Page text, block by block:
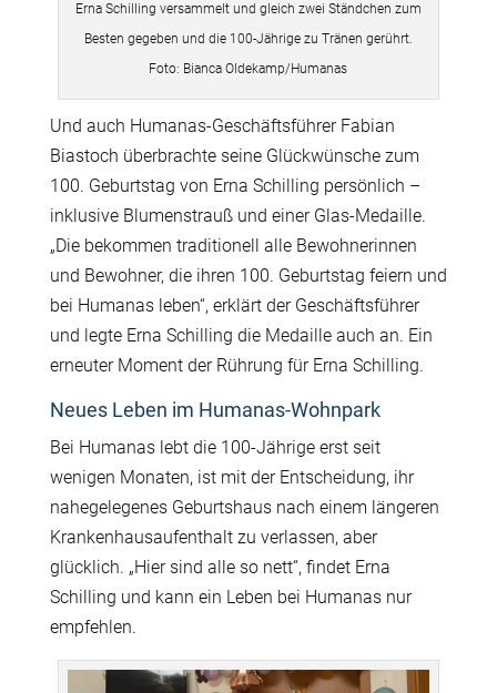
Erna Schilling versammelt und gleich zwei Ständchen zum
Besten gegeben und die 100-Jährige zu Tränen gerührt.
Foto: Bianca Oldekamp/Humanas
Und auch Humanas-Geschäftsführer Fabian
Biastoch überbrachte seine Glückwünsche zum
100. Geburtstag von Erna Schilling persönlich –
inklusive Blumenstrauß und einer Glas-Medaille.
„Die bekommen traditionell alle Bewohnerinnen
und Bewohner, die ihren 100. Geburtstag feiern und
bei Humanas leben“, erklärt der Geschäftsführer
und legte Erna Schilling die Medaille auch an. Ein
erneuter Moment der Rührung für Erna Schilling.
Neues Leben im Humanas-Wohnpark
Bei Humanas lebt die 100-Jährige erst seit
wenigen Monaten, ist mit der Entscheidung, ihr
nahegelegenes Geburtshaus nach einem längeren
Krankenhausaufenthalt zu verlassen, aber
glücklich. „Hier sind alle so nett“, findet Erna
Schilling und kann ein Leben bei Humanas nur
empfehlen.